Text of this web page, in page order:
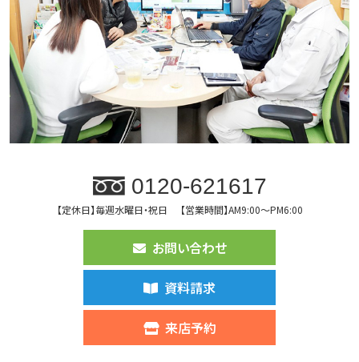
0120-621617
【定休日】毎週水曜日・祝日 【営業時間】AM9:00～PM6:00
お問い合わせ
資料請求
来店予約